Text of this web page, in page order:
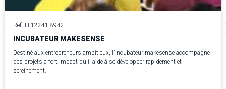
Ref. LI-12241-8942
INCUBATEUR MAKESENSE
Destiné aux entrepreneurs ambitieux, l'incubateur makesense accompagne
des projets à fort impact qu'il aide à se développer rapidement et
sereinement.